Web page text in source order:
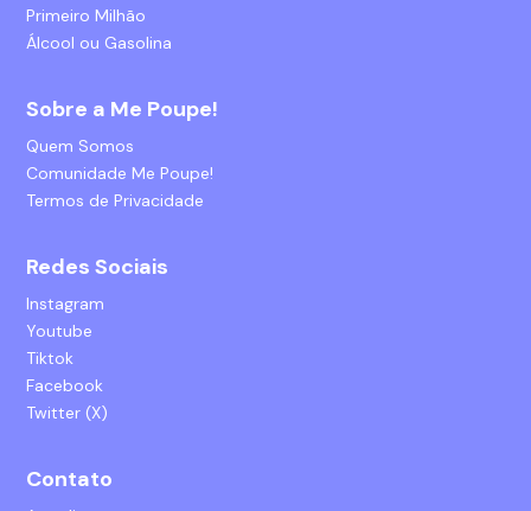
Primeiro Milhão
Álcool ou Gasolina
Sobre a Me Poupe!
Quem Somos
Comunidade Me Poupe!
Termos de Privacidade
Redes Sociais
Instagram
Youtube
Tiktok
Facebook
Twitter (X)
Contato